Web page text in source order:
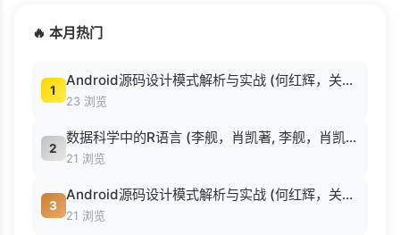
🔥 本月热门
1
Android源码设计模式解析与实战 (何红辉，关爱民著, 何红辉, 关爱民著, 何红辉, 关爱民).pdf
23 浏览
2
数据科学中的R语言 (李舰，肖凯著, 李舰，肖凯著；吴喜之审校, Pdg2Pic).pdf
21 浏览
3
Android源码设计模式解析与实战 (何红辉，关爱民著, 何红辉, 关爱民著, 何红辉, 关爱民).pdf
21 浏览